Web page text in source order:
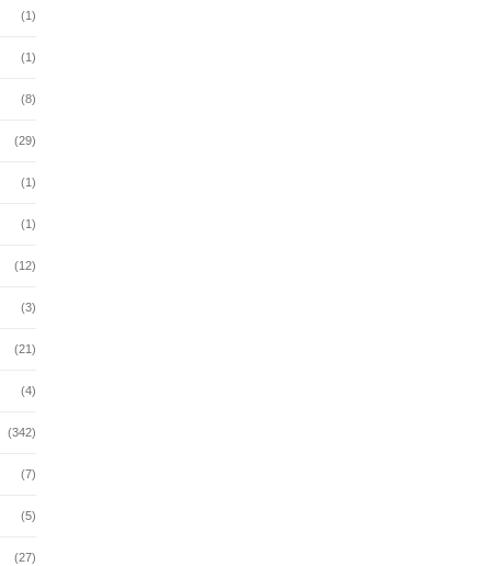
(1)
(1)
(8)
(29)
(1)
(1)
(12)
(3)
(21)
(4)
(342)
(7)
(5)
(27)